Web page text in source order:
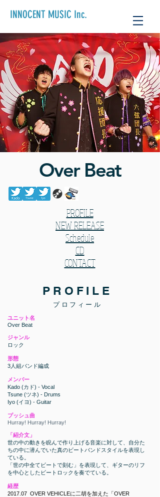
INNOCENT MUSIC Inc.
Over Beat
​PROFILE
NEW RELEASE
Schedule
CD
CONTACT
PROFILE
プロフィール
ユニット名
Over Beat
ジャンル
ロック
形態
3人組バンド編成
メンバー
Kado (カド) - Vocal
Tsune (ツネ) - Drums
Iyo (イヨ) - Guitar
プッシュ曲
Hurray! Hurray! Hurray!
「紹介文」
世の中の動きを睨んで作り上げる音楽に対して、自分た
ちの中に潜んでいた真のビートバンドスタイルを表現し
ている。
「世の中全てビートで刻む」を表現して、ギターのリフ
を中心としたビートロックを奏でている。
経歴
2017.07 OVER VEHICLEに二胡を加えた「OVER